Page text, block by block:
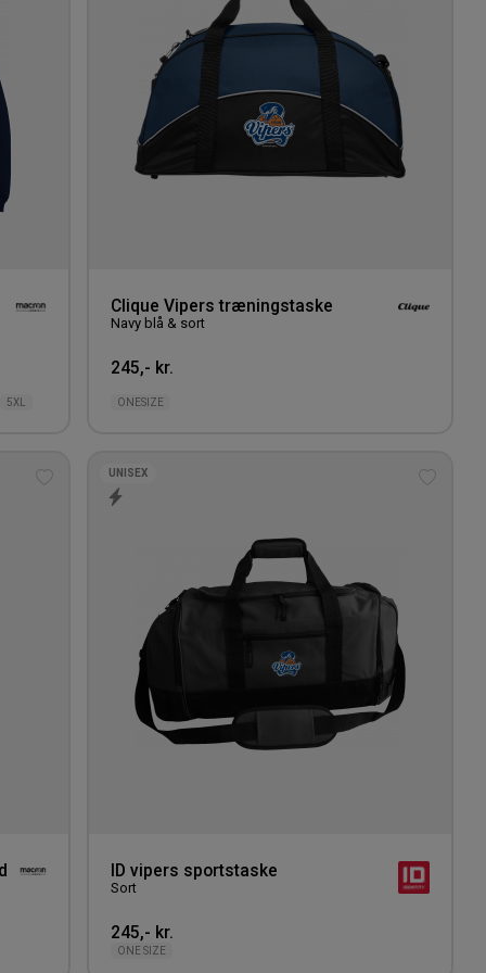
5XL
Clique Vipers træningstaske
Navy blå & sort
245,- kr.
ONESIZE
UNISEX
ID vipers sportstaske
Sort
245,- kr.
ONE SIZE